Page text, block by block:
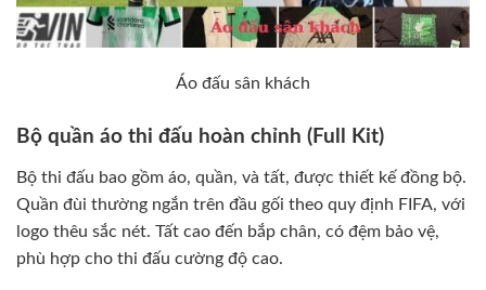
Áo đấu sân khách
Bộ quần áo thi đấu hoàn chỉnh (Full Kit)
Bộ thi đấu bao gồm áo, quần, và tất, được thiết kế đồng bộ.
Quần đùi thường ngắn trên đầu gối theo quy định FIFA, với
logo thêu sắc nét. Tất cao đến bắp chân, có đệm bảo vệ,
phù hợp cho thi đấu cường độ cao.